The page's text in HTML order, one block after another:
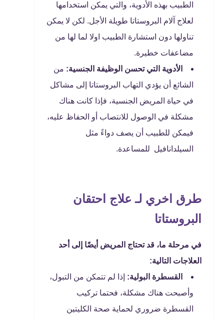
الطبيب بهذه الأدوية، والتي يمكن استخدامها
لعلاج آلام البروستاتا طويلة الأجل. لكن لا يمكن
تناولها دون استشارة الطبيب اولا لما لها من
مضاعفات خطيرة.
الأدوية التي تحسن الوظيفة الجنسية: من
الشائع أن يؤدي التهاب البروستاتا إلى مشاكل
في حياة المريض الجنسية، فإذا كانت هناك
مشكلة في الوصول للانتصاب أو الحفاظ عليه،
فيمكن للطبيب أن يصف دواءً مثل
السيلدانافيل للمساعدة.
طرق اخري لـ علاج احتقان
البروستاتا
في مرحلة ما، قد تحتاج المريض أيضًا إلى أحد
العلاجات التالية:
القسطرة البولية: إذا لم تتمكن من التبول،
وأصبحت هناك مشكلة، فحتما تركيب
القسطرة ضروري لحماية صحة الكليتين